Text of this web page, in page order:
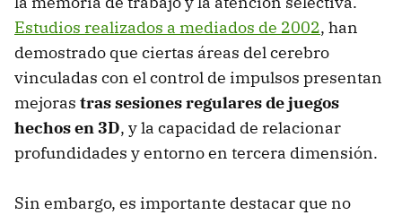
Estudios realizados a mediados de 2002, han
demostrado que ciertas áreas del cerebro
vinculadas con el control de impulsos presentan
mejoras tras sesiones regulares de juegos
hechos en 3D, y la capacidad de relacionar
profundidades y entorno en tercera dimensión.
Sin embargo, es importante destacar que no